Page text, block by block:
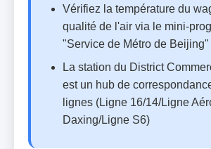
Vérifiez la température du
qualité de l'air via le mini-
"Service de Métro de Beijing"
La station du District
est un hub de
lignes (Ligne 16/14/Ligne
Daxing/Ligne S6)